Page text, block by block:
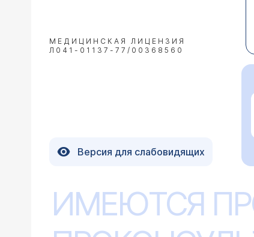
МЕДИЦИНСКАЯ ЛИЦЕНЗИЯ
Л041-01137-77/00368560
Версия для слабовидящих
ИМЕЮТСЯ